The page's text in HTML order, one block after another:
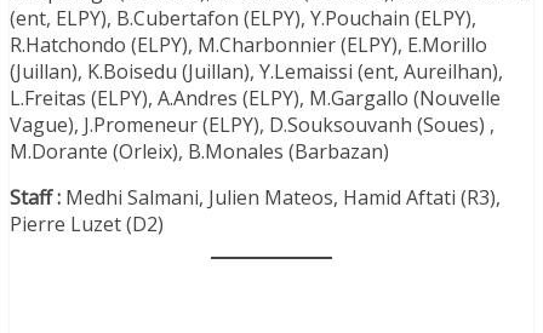
(ent, ELPY), B.Cubertafon (ELPY), Y.Pouchain (ELPY),
R.Hatchondo (ELPY), M.Charbonnier (ELPY), E.Morillo
(Juillan), K.Boisedu (Juillan), Y.Lemaissi (ent, Aureilhan),
L.Freitas (ELPY), A.Andres (ELPY), M.Gargallo (Nouvelle
Vague), J.Promeneur (ELPY), D.Souksouvanh (Soues) ,
M.Dorante (Orleix), B.Monales (Barbazan)
Staff : Medhi Salmani, Julien Mateos, Hamid Aftati (R3),
Pierre Luzet (D2)